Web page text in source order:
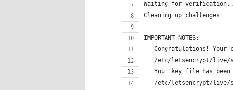
Waiting for
Cleaning up challenges
IMPORTANT NOTES:
- Congratulations! Your
/etc/letsencrypt/
Your key file has been
/etc/letsencrypt/